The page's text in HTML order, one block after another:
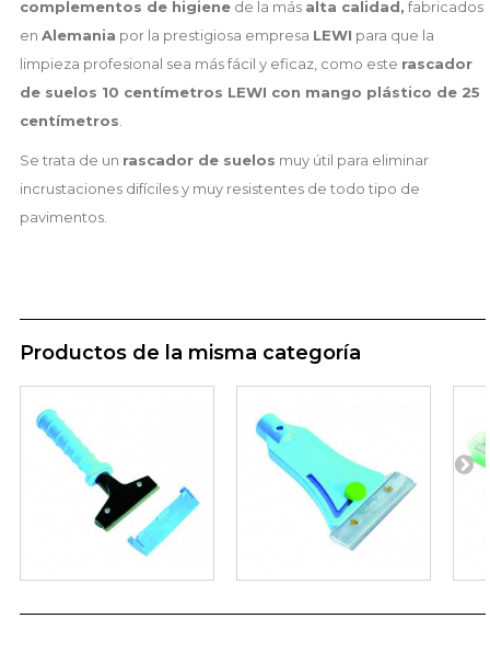
complementos de higienede la más alta calidad, fabricados
en Alemania por la prestigiosa empresa LEWI para que la
limpieza profesional sea más fácil y eficaz, como este rascador
de suelos 10 centímetros LEWI con mango plástico de 25
centímetros
Se trata de un rascador de suelos muy útil para eliminar
incrustaciones difíciles y muy resistentes de todo tipo de
pavimentos.
Productos de la misma categoría